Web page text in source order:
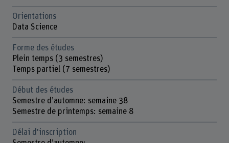
Orientations
Data Science
Forme des études
Plein temps (3 semestres)
Temps partiel (7 semestres)
Début des études
Semestre d’automne: semaine 38
Semestre de printemps: semaine 8
Délai d'inscription